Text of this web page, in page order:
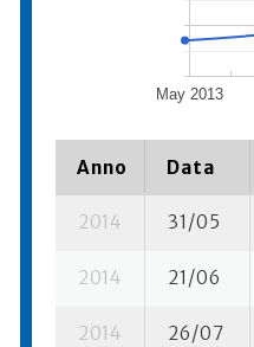
May 2013
Anno Data
2014 31/05
2014 21/06
2014 26/07